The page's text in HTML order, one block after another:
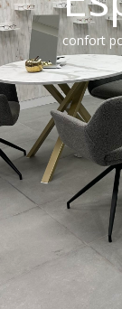
confort